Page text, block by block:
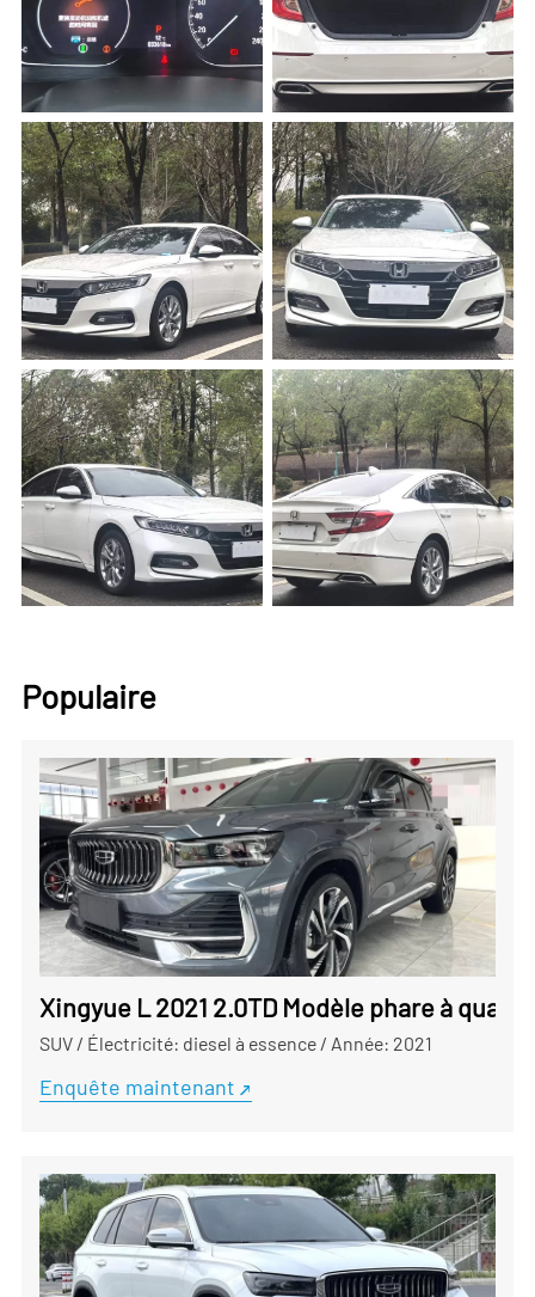
Populaire
Xingyue L 2021 2.0TD Modèle phare à
SUV/ Électricité: diesel à essence/ Année: 2021
Enquête maintenant